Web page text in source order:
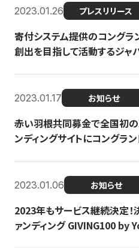
2023.01.26 プレスリリース
寄付システム提供のコングラ
創出を目指して活動するジャ
2023.01.17 お知らせ
赤い羽根共同募金で全国初の
ンディングサイトにコングラ
2023.01.06 お知らせ
2023年もサービス継続決定
ァンディング GIVING100 by